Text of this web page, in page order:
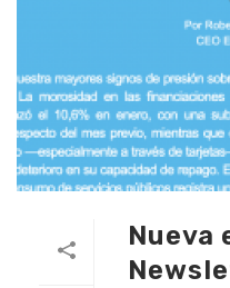
Nueva